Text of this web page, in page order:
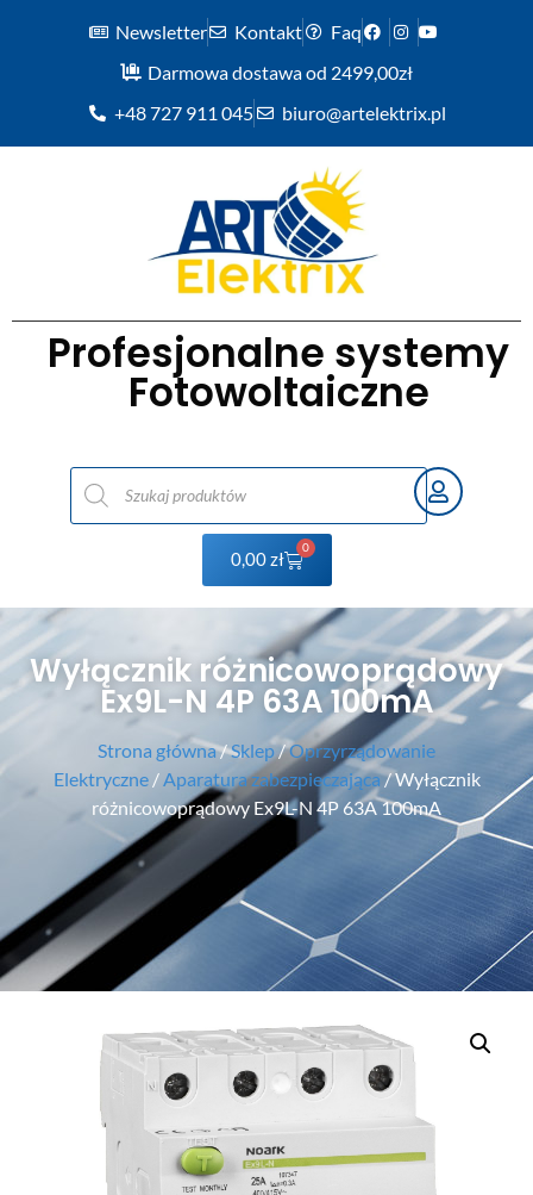
Newsletter Kontakt
Faq
Darmowa dostawa od 2499,00zł
+48 727 911 045
biuro@artelektrix.pl
Profesjonalne systemy
Fotowoltaiczne
0,00zł
0
Wyłącznik różnicowoprądowy
Ex9L-N 4P 63A 100mA
Strona główna/Sklep/Oprzyrządowanie
Elektryczne/ Aparatura zabezpieczająca/ Wyłącznik
różnicowoprądowy Ex9L-N 4P 63A 100mA